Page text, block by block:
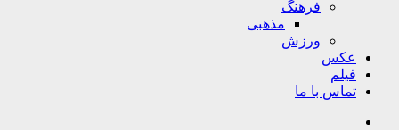
فرهنگ
مذهبی
ورزش
عکس
فیلم
تماس با ما